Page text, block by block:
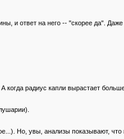
и ответ на него -- "скорее да".
радиус капли вырастает
Но, увы, анализы показывают,